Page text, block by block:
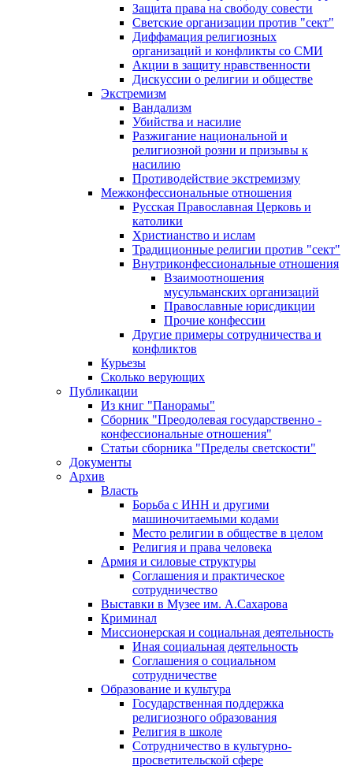
Защита права на свободу совести
Светские организации против "сект"
Диффамация религиозных
организаций и конфликты со СМИ
Акции в защиту нравственности
Дискуссии о религии и обществе
Экстремизм
Вандализм
Убийства и насилие
Разжигание национальной и
религиозной розни и призывы к
насилию
Противодействие экстремизму
Межконфессиональные отношения
Русская Православная Церковь и
католики
Христианство и ислам
Традиционные религии против "сект"
Внутриконфессиональные отношения
Взаимоотношения
мусульманских организаций
Православные юрисдикции
Прочие конфессии
Другие примеры сотрудничества и
конфликтов
Курьезы
Сколько верующих
Публикации
Из книг "Панорамы"
Сборник "Преодолевая государственно -
конфессиональные отношения"
Статьи сборника "Пределы светскости"
Документы
Архив
Власть
Борьба с ИНН и другими
машиночитаемыми кодами
Место религии в обществе в целом
Религия и права человека
Армия и силовые структуры
Соглашения и практическое
сотрудничество
Выставки в Музее им. А.Сахарова
Криминал
Миссионерская и социальная деятельность
Иная социальная деятельность
Соглашения о социальном
сотрудничестве
Образование и культура
Государственная поддержка
религиозного образования
Религия в школе
Сотрудничество в культурно-
просветительской сфере